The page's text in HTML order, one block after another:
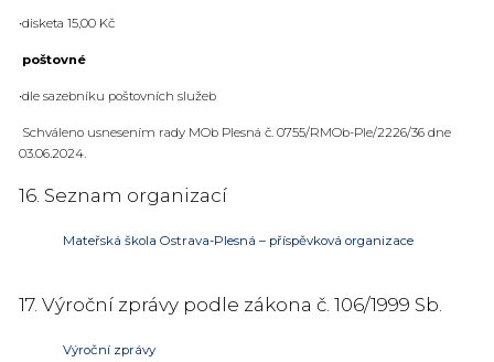
•disketa 15,00 Kč
poštovné
•dle sazebníku poštovních služeb
Schváleno usnesením rady MOb Plesná č. 0755/RMOb-Ple/2226/36 dne
03.06.2024.
16. Seznam organizací
Mateřská škola Ostrava-Plesná – příspěvková organizace
17. Výroční zprávy podle zákona č. 106/1999 Sb.
Výroční zprávy